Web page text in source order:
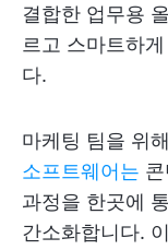
결합한 업무용
르고 스마트하
다.
마케팅 팀을 위
소프트웨어는
과정을 한곳에
간소화합니다.